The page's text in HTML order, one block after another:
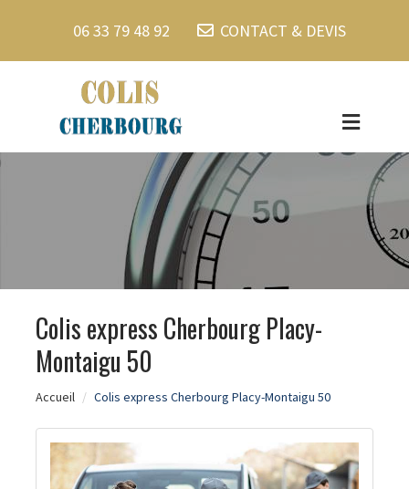
06 33 79 48 92 CONTACT & DEVIS
Colis express Cherbourg Placy-
Montaigu 50
Accueil Colis express Cherbourg Placy-Montaigu 50